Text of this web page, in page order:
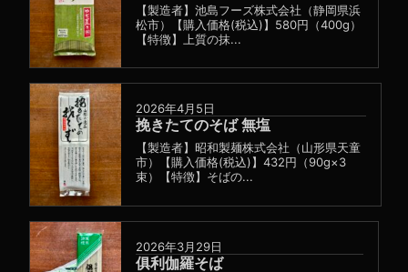
【製造者】池島フーズ株式会社（静岡県浜
松市）【購入価格(税込)】580円（400g）
【特徴】上質の抹...
2026年4月5日
挽きたてのそば 無塩
【製造者】昭和製麺株式会社（山形県天童
市）【購入価格(税込)】432円（90g×3
束）【特徴】そばの...
2026年3月29日
俱利伽羅そば